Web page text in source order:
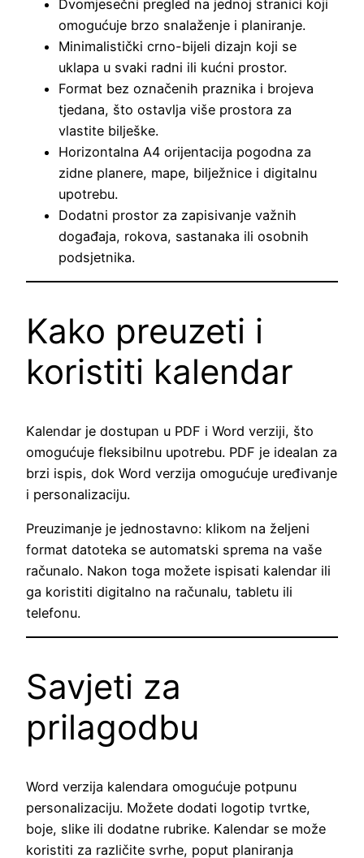
Dvomjesečni pregled na jednoj stranici koji
omogućuje brzo snalaženje i planiranje.
Minimalistički crno-bijeli dizajn koji se
uklapa u svaki radni ili kućni prostor.
Format bez označenih praznika i brojeva
tjedana, što ostavlja više prostora za
vlastite bilješke.
Horizontalna A4 orijentacija pogodna za
zidne planere, mape, bilježnice i digitalnu
upotrebu.
Dodatni prostor za zapisivanje važnih
događaja, rokova, sastanaka ili osobnih
podsjetnika.
Kako preuzeti i
koristiti kalendar
Kalendar je dostupan u PDF i Word verziji, što
omogućuje fleksibilnu upotrebu. PDF je idealan za
brzi ispis, dok Word verzija omogućuje uređivanje
i personalizaciju.
Preuzimanje je jednostavno: klikom na željeni
format datoteka se automatski sprema na vaše
računalo. Nakon toga možete ispisati kalendar ili
ga koristiti digitalno na računalu, tabletu ili
telefonu.
Savjeti za
prilagodbu
Word verzija kalendara omogućuje potpunu
personalizaciju. Možete dodati logotip tvrtke,
boje, slike ili dodatne rubrike. Kalendar se može
koristiti za različite svrhe, poput planiranja